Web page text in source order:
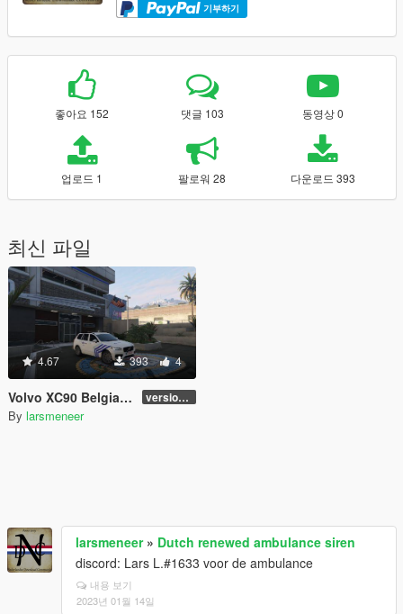
기부하기
좋아요 152 댓글 103 동영상 0
업로드 1 팔로워 28 다운로드 393
최신 파일
4.67 393 4
Volvo XC90 Belgian Police version 0
By larsmeneer
larsmeneer» Dutch renewed ambulance siren
discord: Lars L.#1633 voor de ambulance
내용 보기
2023년 01월 14일